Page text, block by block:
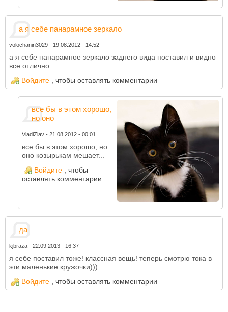
а я себе панарамное зеркало
volochanin3029- 19.08.2012 - 14:52
а я себе панарамное зеркало заднего вида поставил и видно
все отлично
Войдите , чтобы оставлять комментарии
все бы в этом хорошо,
но оно
VladiZlav- 21.08.2012 - 00:01
все бы в этом хорошо, но
оно козырькам мешает...
Войдите , чтобы
оставлять комментарии
да
kjbraza- 22.09.2013 - 16:37
я себе поставил тоже! классная вещь! теперь смотрю тока в
эти маленькие кружочки)))
Войдите , чтобы оставлять комментарии